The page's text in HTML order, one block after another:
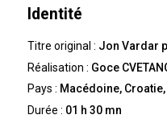
Identité
Titre original : Jon Vardar
Réalisation : Goce
Pays : Macédoine,
Durée : 01 h 30 mn